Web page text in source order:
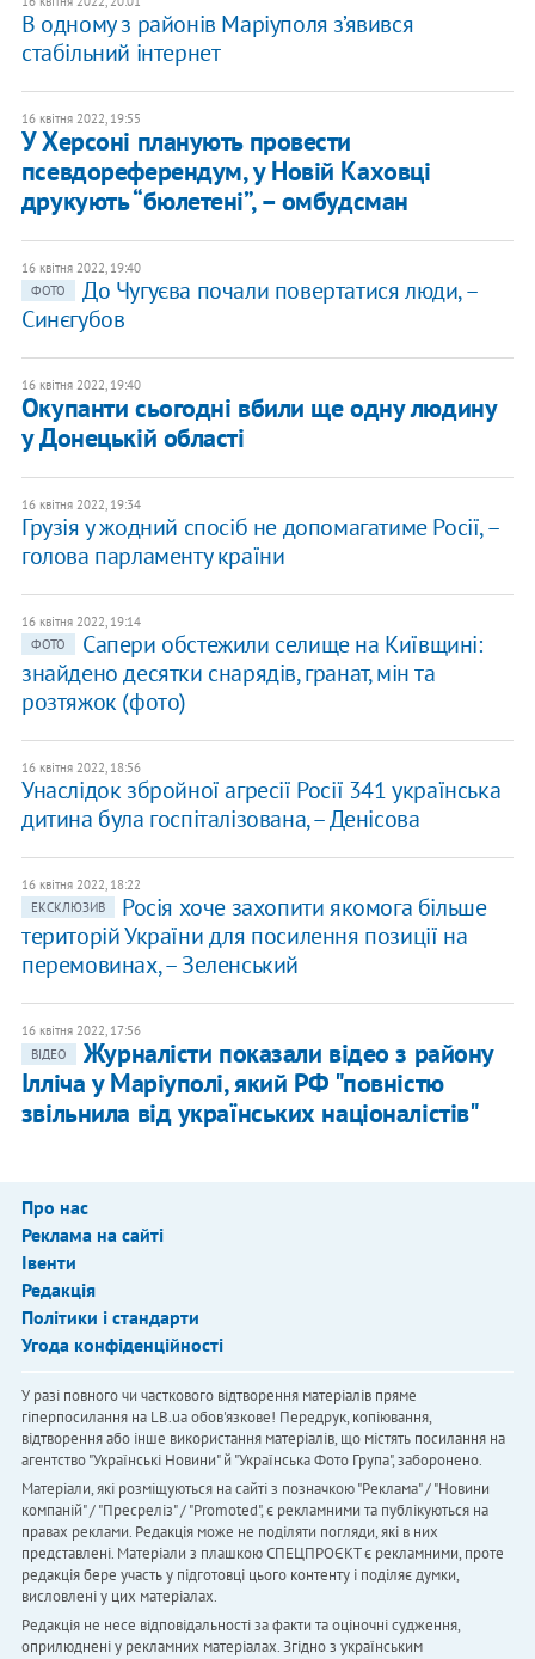
В одному з районів Маріуполя з’явився
стабільний інтернет
16 квітня 2022, 19:55
У Херсоні планують провести
псевдореферендум, у Новій Каховці
друкують “бюлетені”, – омбудсман
16 квітня 2022, 19:40
ФОТО
До Чугуєва почали повертатися люди, –
Синєгубов
16 квітня 2022, 19:40
Окупанти сьогодні вбили ще одну людину
у Донецькій області
16 квітня 2022, 19:34
Грузія у жодний спосіб не допомагатиме Росії, –
голова парламенту країни
16 квітня 2022, 19:14
ФОТО
Сапери обстежили селище на Київщині:
знайдено десятки снарядів, гранат, мін та
розтяжок (фото)
16 квітня 2022, 18:56
Унаслідок збройної агресії Росії 341 українська
дитина була госпіталізована, – Денісова
16 квітня 2022, 18:22
ЕКСКЛЮЗИВ
Росія хоче захопити якомога більше
територій України для посилення позиції на
перемовинах, – Зеленський
16 квітня 2022, 17:56
ВІДЕО
Журналісти показали відео з району
Ілліча у Маріуполі, який РФ "повністю
звільнила від українських націоналістів"
Про нас
Реклама на сайті
Івенти
Редакція
Політики і стандарти
Угода конфіденційності
У разі повного чи часткового відтворення матеріалів пряме
гіперпосилання на LB.ua обов'язкове! Передрук, копіювання,
відтворення або інше використання матеріалів, що містять посилання на
агентство "Українськi Новини" й "Українська Фото Група", заборонено.
Матеріали, які розміщуються на сайті з позначкою "Реклама" / "Новини
компаній" / "Пресреліз" / "Promoted", є рекламними та публікуються на
правах реклами. Редакція може не поділяти погляди, які в них
представлені. Матеріали з плашкою СПЕЦПРОЄКТ є рекламними, проте
редакція бере участь у підготовці цього контенту і поділяє думки,
висловлені у цих матеріалах.
Редакція не несе відповідальності за факти та оціночні судження,
оприлюднені у рекламних матеріалах. Згідно з українським